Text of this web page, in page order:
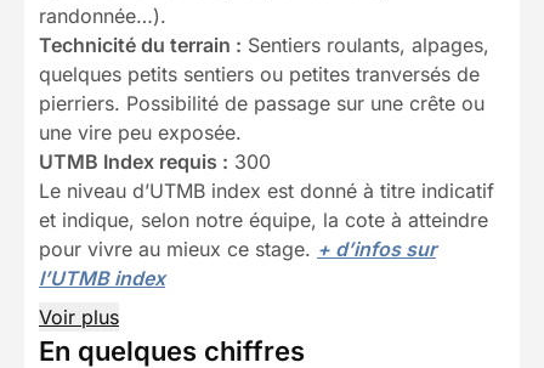
randonnée…).
Technicité du terrain : Sentiers roulants, alpages,
quelques petits sentiers ou petites tranversés de
pierriers. Possibilité de passage sur une crête ou
une vire peu exposée.
UTMB Index requis : 300
Le niveau d’UTMB index est donné à titre indicatif
et indique, selon notre équipe, la cote à atteindre
pour vivre au mieux ce stage. + d’infos sur
l’UTMB index
Voir plus
En quelques chiffres